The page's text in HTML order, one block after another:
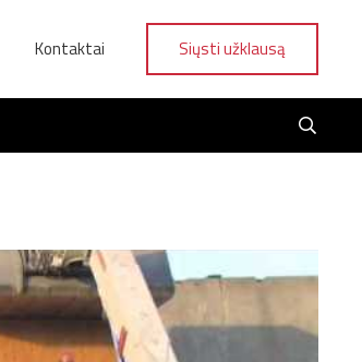
Kontaktai Siųsti užklausą